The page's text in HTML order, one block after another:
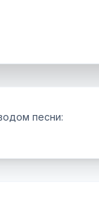
песни: